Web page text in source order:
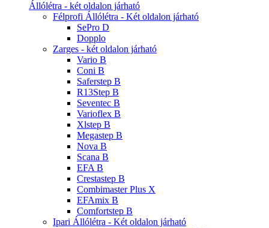
Állólétra - két oldalon járható
Félprofi Állólétra - Két oldalon járható
SePro D
Dopplo
Zarges - két oldalon járható
Vario B
Coni B
Saferstep B
R13Step B
Seventec B
Varioflex B
Xlstep B
Megastep B
Nova B
Scana B
EFA B
Crestastep B
Combimaster Plus X
EFAmix B
Comfortstep B
Ipari Állólétra - Két oldalon járható